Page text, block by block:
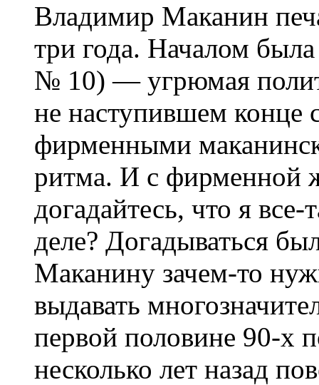
Владимир Маканин
три года. Началом
№ 10) — угрюмая
не наступившем конце
фирменными
ритма. И с фирменной
догадайтесь, что я
деле? Догадываться
Маканину зачем-то
выдавать
первой половине 90-х
несколько лет назад